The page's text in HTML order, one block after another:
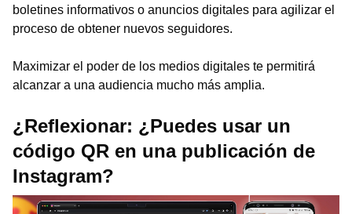
boletines informativos o anuncios digitales para agilizar el
proceso de obtener nuevos seguidores.
Maximizar el poder de los medios digitales te permitirá
alcanzar a una audiencia mucho más amplia.
¿Reflexionar: ¿Puedes usar un
código QR en una publicación de
Instagram?